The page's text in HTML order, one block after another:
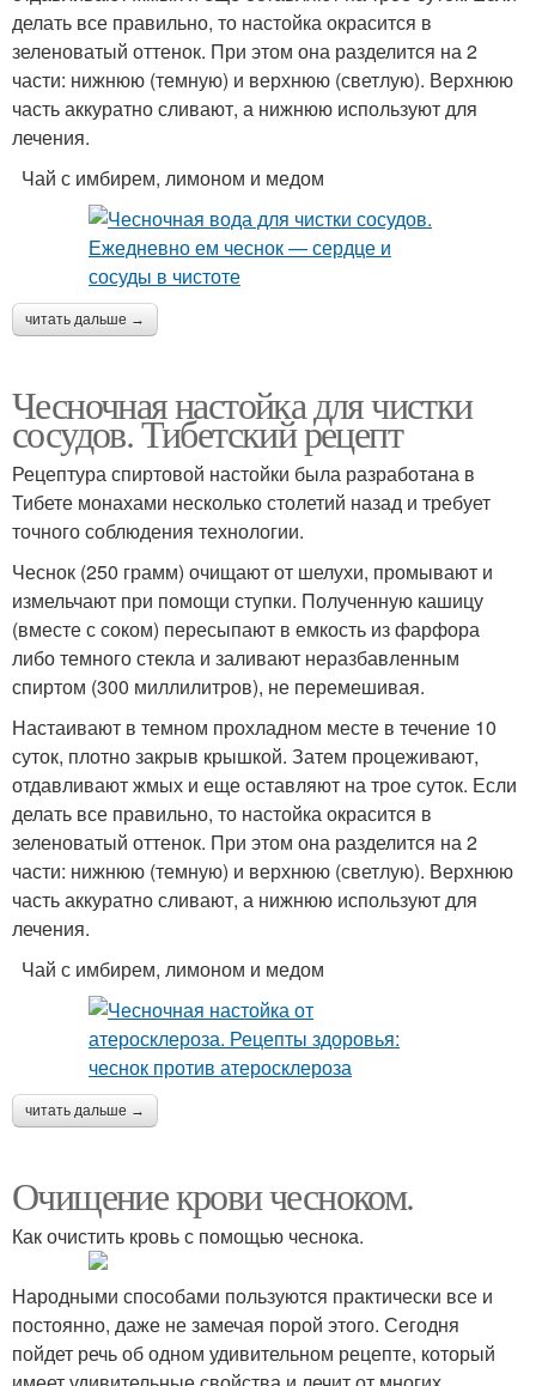
делать все правильно, то настойка окрасится в
зеленоватый оттенок. При этом она разделится на 2
части: нижнюю (темную) и верхнюю (светлую). Верхнюю
часть аккуратно сливают, а нижнюю используют для
лечения.
Чай с имбирем, лимоном и медом
читать дальше →
Чесночная настойка для чистки
сосудов. Тибетский рецепт
Рецептура спиртовой настойки была разработана в
Тибете монахами несколько столетий назад и требует
точного соблюдения технологии.
Чеснок (250 грамм) очищают от шелухи, промывают и
измельчают при помощи ступки. Полученную кашицу
(вместе с соком) пересыпают в емкость из фарфора
либо темного стекла и заливают неразбавленным
спиртом (300 миллилитров), не перемешивая.
Настаивают в темном прохладном месте в течение 10
суток, плотно закрыв крышкой. Затем процеживают,
отдавливают жмых и еще оставляют на трое суток. Если
делать все правильно, то настойка окрасится в
зеленоватый оттенок. При этом она разделится на 2
части: нижнюю (темную) и верхнюю (светлую). Верхнюю
часть аккуратно сливают, а нижнюю используют для
лечения.
Чай с имбирем, лимоном и медом
читать дальше →
Очищение крови чесноком.
Как очистить кровь с помощью чеснока.
Народными способами пользуются практически все и
постоянно, даже не замечая порой этого. Сегодня
пойдет речь об одном удивительном рецепте, который